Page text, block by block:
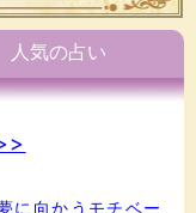
人気の占い
に向かうモチベー